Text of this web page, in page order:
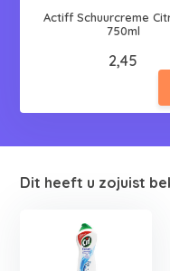
Actiff Schuurcreme
750ml
2,45
Dit heeft u zojuist